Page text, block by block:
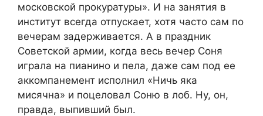
московской прокуратуры». И на занятия в
институт всегда отпускает, хотя часто сам по
вечерам задерживается. А в праздник
Советской армии, когда весь вечер Соня
играла на пианино и пела, даже сам под ее
аккомпанемент исполнил «Ничь яка
мисячна» и поцеловал Соню в лоб. Ну, он,
правда, выпивший был.